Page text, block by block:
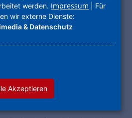
als
eine zentrale Rolle /
rund 13 Millionen
Städtebau-
werden. Impressum | Für
wir externe Dienste:
& Datenschutz
Akzeptieren